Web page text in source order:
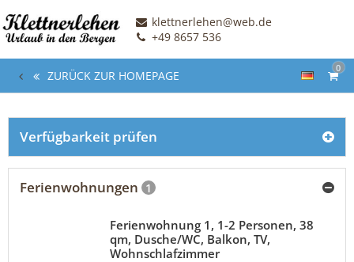
klettnerlehen@web.de
+49 8657 536
0
ZURÜCK ZUR HOMEPAGE
Verfügbarkeit prüfen
Ferienwohnungen 1
Ferienwohnung 1, 1-2 Personen, 38
qm, Dusche/WC, Balkon, TV,
Wohnschlafzimmer